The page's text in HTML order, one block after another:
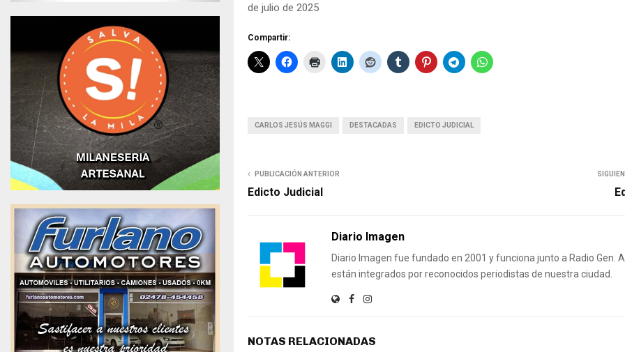
de julio de 2025
Compartir:
CARLOS JESÚS MAGGI DESTACADAS EDICTO JUDICIAL
PUBLICACIÓN ANTERIOR
Edicto Judicial
Diario Imagen
Diario Imagen fue fundado en 2001 y funciona junto a Radio Gen.
están integrados por reconocidos periodistas de nuestra ciudad.
NOTAS RELACIONADAS